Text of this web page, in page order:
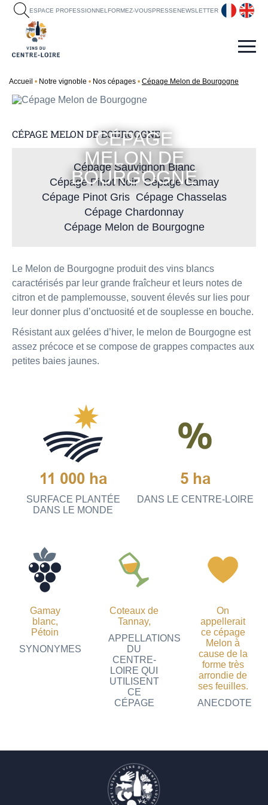
ESPACE PROFESSIONNEL FORMEZ-VOUSPRESSENEWSLETTER fr en
Accueil Notre vignoble Nos cépages Cépage Melon de Bourgogne
CÉPAGE
MELON DE
BOURGOGNE
CÉPAGE MELON DE BOURGOGNE
Cépage Sauvignon Blanc
Cépage Pinot Noir Cépage Gamay
Cépage Pinot Gris Cépage Chasselas
Cépage Chardonnay
Cépage Melon de Bourgogne
Le Melon de Bourgogne produit des vins blancs
caractérisés par leur grande fraîcheur et leurs notes de
citron et de pamplemousse, souvent élevés sur lies pour
leur donner plus d’onctuosité et de souplesse en bouche.
Résistant aux gelées d’hiver, le melon de Bourgogne est
assez précoce et se compose de grappes compactes aux
petites baies jaunes.
11 000 ha
SURFACE PLANTÉE
DANS LE MONDE
5 ha
DANS LE CENTRE-LOIRE
Gamay
blanc,
Pétoin
SYNONYMES
Coteaux de
Tannay,
APPELLATIONS
DU
CENTRE-
LOIRE QUI
UTILISENT
CE
CÉPAGE
On
appellerait
ce cépage
Melon à
cause de la
forme très
arrondie de
ses feuilles.
ANECDOTE